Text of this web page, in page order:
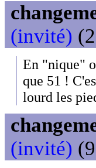
(invité)
En "nique"
que 51 !
lourd les
(invité)